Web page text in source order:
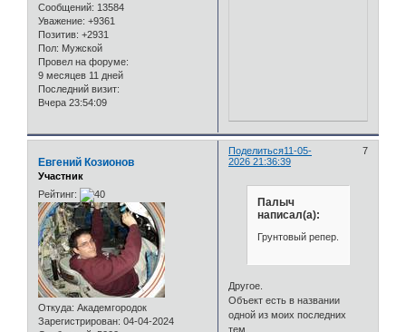
Сообщений: 13584
Уважение: +9361
Позитив: +2931
Пол: Мужской
Провел на форуме:
9 месяцев 11 дней
Последний визит:
Вчера 23:54:09
Поделиться 7
11-05-
2026 21:36:39
Евгений Козионов
Участник
Рейтинг:
Откуда: Академгородок
Зарегистрирован: 04-04-2024
Палыч
написал(а):
Грунтовый репер.
Другое.
Объект есть в названии
одной из моих последних
тем.